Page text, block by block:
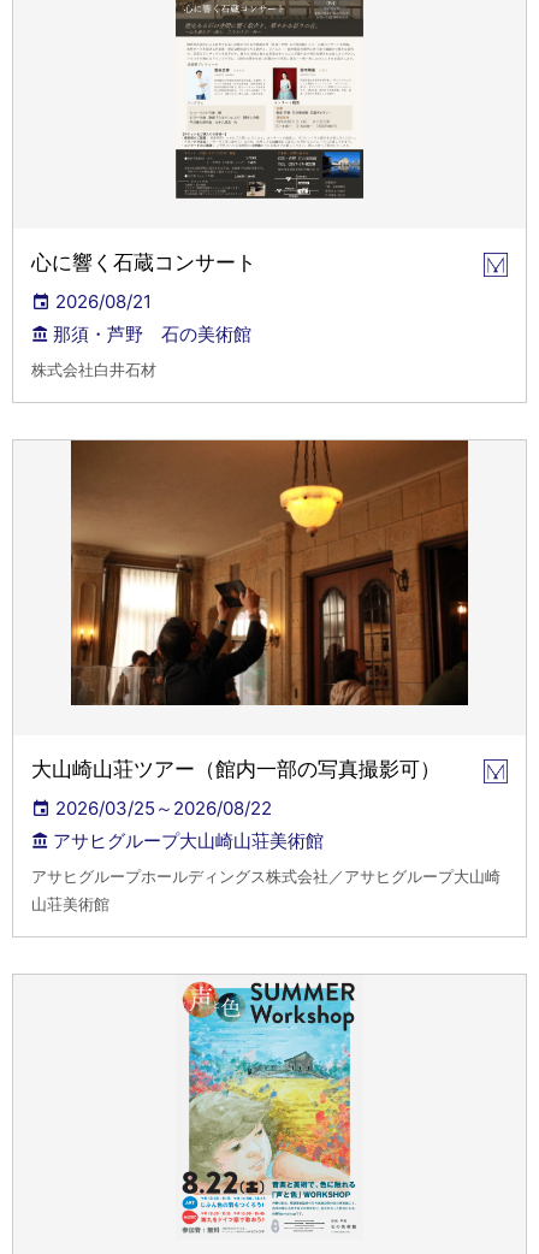
心に響く石蔵コンサート
2026/08/21
那須・芦野 石の美術館
株式会社白井石材
大山崎山荘ツアー（館内一部の写真撮影可）
2026/03/25～2026/08/22
アサヒグループ大山崎山荘美術館
アサヒグループホールディングス株式会社／アサヒグループ大山崎
山荘美術館